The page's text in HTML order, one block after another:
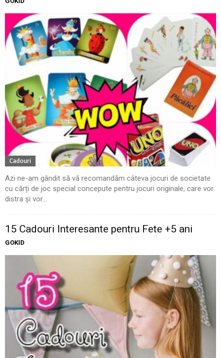
Cadouri
Azi ne-am gândit să vă recomandăm câteva jocuri de societate
cu cărți de joc special concepute pentru jocuri originale, care vor
distra și vor...
15 Cadouri Interesante pentru Fete +5 ani
GOKID